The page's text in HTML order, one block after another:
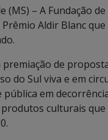
(MS) – A Fundação
Aldir Blanc
premiação de
do Sul viva e em
pública em
culturais